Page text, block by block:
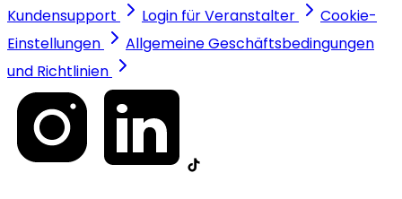
Kundensupport Login für Veranstalter
Cookie-
Einstellungen
Allgemeine Geschäftsbedingungen
und Richtlinien